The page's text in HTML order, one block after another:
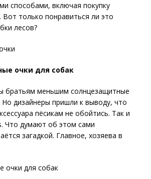
способами, включая покупку
Вот только понравиться ли это
лесов?
очки для собак
братьям меньшим солнцезащитные
Но дизайнеры пришли к выводу, что
пёсикам не обойтись. Так и
Что думают об этом сами
загадкой. Главное, хозяева в